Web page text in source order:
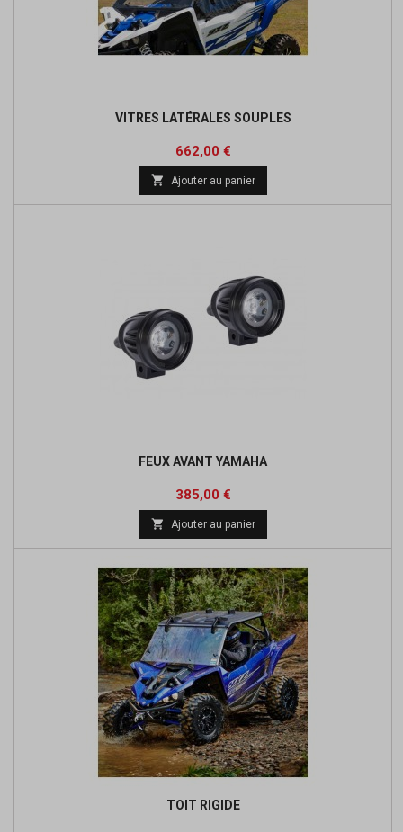
VITRES LATÉRALES SOUPLES
Prix
662,00 €
 Ajouter au panier
FEUX AVANT YAMAHA
Prix
385,00 €
 Ajouter au panier
TOIT RIGIDE